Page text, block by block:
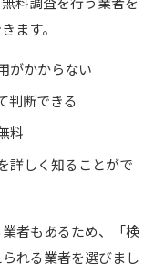
ます。
がかからない
判断できる
料
詳しく知ることがで
者もあるため、「検
れる業者を選びまし